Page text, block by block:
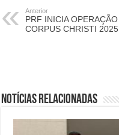
Anterior
PRF INICIA OPERAÇÃO
CORPUS CHRISTI 2025
Notícias relacionadas